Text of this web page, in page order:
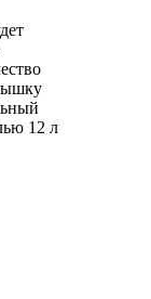
12 л